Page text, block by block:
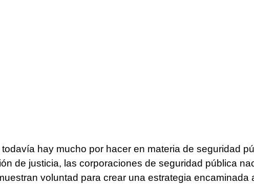
hay mucho por hacer en materia de seguridad
de justicia, las corporaciones de seguridad pública
voluntad para crear una estrategia encaminada